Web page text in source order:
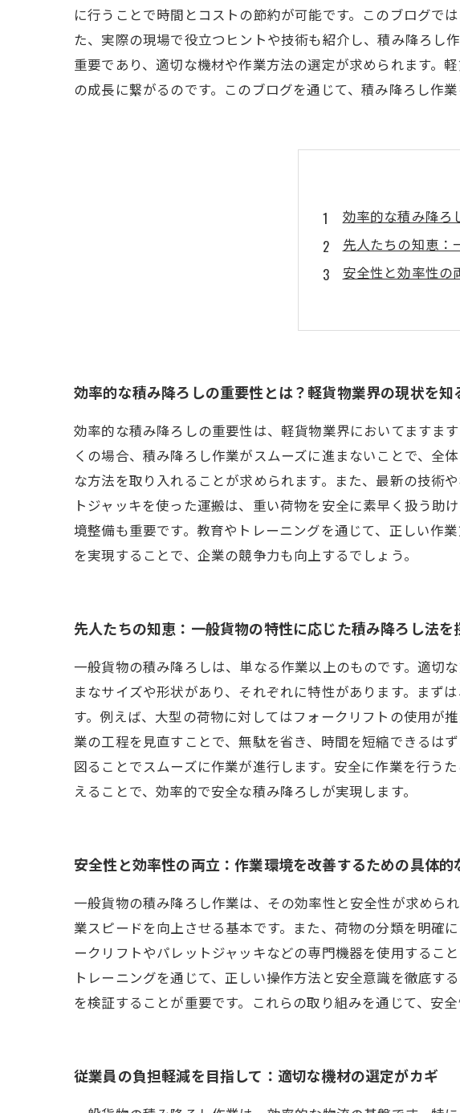
に行うことで時間とコストの節約が可能です。このブログで
た、実際の現場で役立つヒントや技術も紹介し、積み降ろし
重要であり、適切な機材や作業方法の選定が求められます。
の成長に繋がるのです。このブログを通じて、積み降ろし作
効率的な積み降ろ
先人たちの知恵：
安全性と効率性の
従業員の負担軽
競争激化の中での
次なるステップへ
効率的な積み降ろしの重要性とは？軽貨物業界の現状を知
効率的な積み降ろしの重要性は、軽貨物業界においてますま
くの場合、積み降ろし作業がスムーズに進まないことで、全
な方法を取り入れることが求められます。また、最新の技術
トジャッキを使った運搬は、重い荷物を安全に素早く扱う
境整備も重要です。教育やトレーニングを通じて、正しい作
を実現することで、企業の競争力も向上するでしょう。
先人たちの知恵：一般貨物の特性に応じた積み降ろし法を
一般貨物の積み降ろしは、単なる作業以上のものです。適切
まなサイズや形状があり、それぞれに特性があります。まず
す。例えば、大型の荷物に対してはフォークリフトの使用が
業の工程を見直すことで、無駄を省き、時間を短縮できるは
図ることでスムーズに作業が進行します。安全に作業を行う
えることで、効率的で安全な積み降ろしが実現します。
安全性と効率性の両立：作業環境を改善するための具体的
一般貨物の積み降ろし作業は、その効率性と安全性が求めら
業スピードを向上させる基本です。また、荷物の分類を明確
ークリフトやパレットジャッキなどの専門機器を使用するこ
トレーニングを通じて、正しい操作方法と安全意識を徹底
を検証することが重要です。これらの取り組みを通じて、安
従業員の負担軽減を目指して：適切な機材の選定がカギ